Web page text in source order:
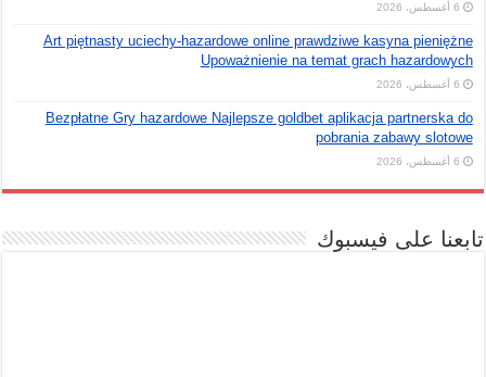
6 أغسطس، 2026
Art piętnasty uciechy-hazardowe online prawdziwe kasyna pieniężne
Upoważnienie na temat grach hazardowych
6 أغسطس، 2026
Bezpłatne Gry hazardowe Najlepsze goldbet aplikacja partnerska do
pobrania zabawy slotowe
6 أغسطس، 2026
تابعنا على فيسبوك